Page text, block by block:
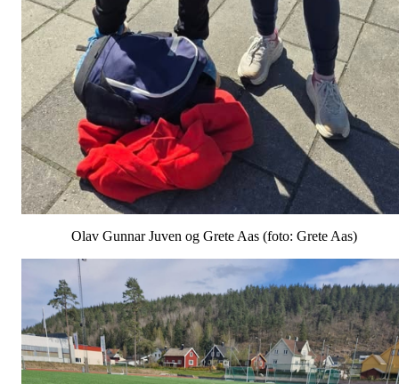
Olav Gunnar Juven og Grete Aas (foto: Grete Aas)